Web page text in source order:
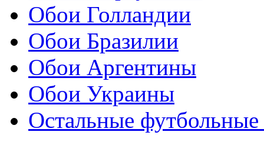
Обои Голландии
Обои Бразилии
Обои Аргентины
Обои Украины
Остальные